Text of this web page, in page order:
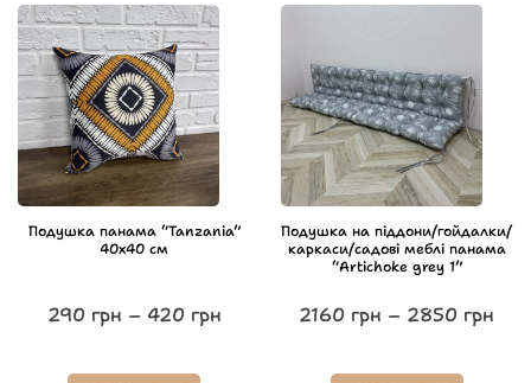
Подушка панама “Tanzania”
40х40 см
290 грн – 420 грн
Подушка на піддони/гойдалки/
каркаси/садові меблі панама
“Artichoke grey 1”
2160 грн – 2850 грн